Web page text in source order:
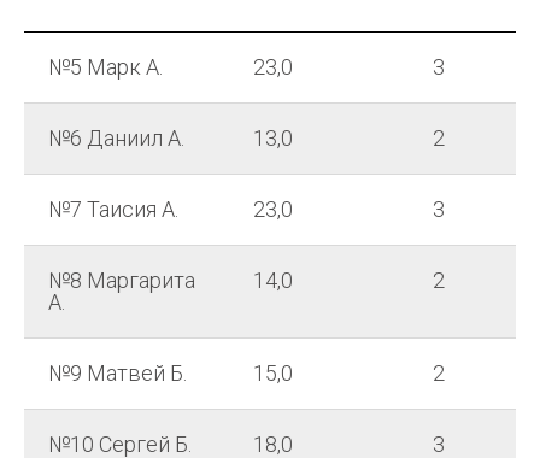
№5 Марк А. 23,0 3
№6 Даниил А. 13,0 2
№7 Таисия А. 23,0 3
№8 Маргарита
А.
14,0 2
№9 Матвей Б. 15,0 2
№10 Сергей Б. 18,0 3